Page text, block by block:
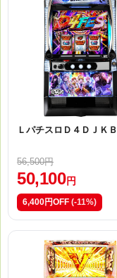
ＬパチスロＤ４ＤＪＫＢ
56,500円
50,100 円
6,400円OFF (-11%)